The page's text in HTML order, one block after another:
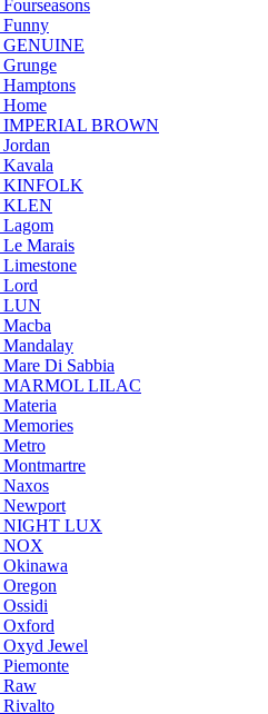
GENUINE
IMPERIAL BROWN
KINFOLK
KLEN
Marais
Lord
LUN
Di Sabbia
MARMOL LILAC
NIGHT LUX
NOX
Jewel
Raw
Rivalto